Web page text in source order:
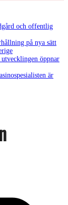
och offentlig
på nya sätt
öppnar
är